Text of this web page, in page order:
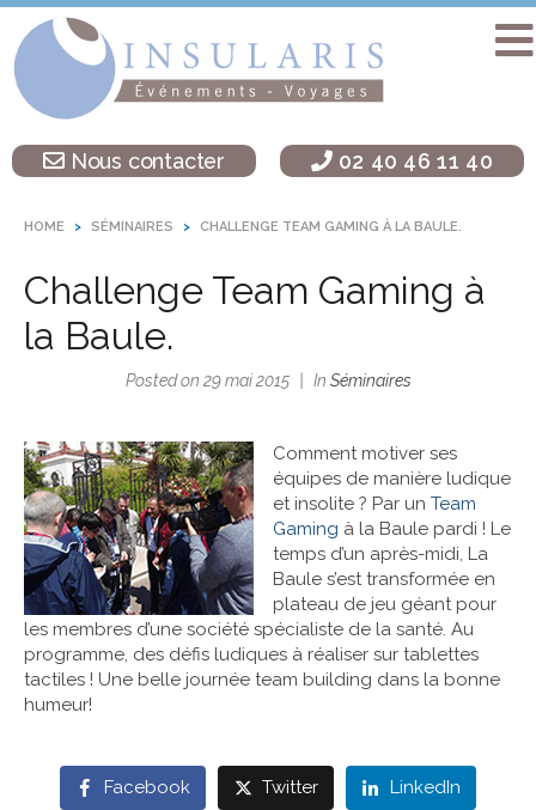
Accueil
Séminaire
sur une île
Activités
Soirées
Autres
L’agence
Insularis
Actualités
Références
Contact
Nous contacter 02 40 46 11 40
HOME SÉMINAIRES CHALLENGE TEAM GAMING À LA BAULE.
Challenge Team Gaming à
la Baule.
Posted on 29 mai 2015 In Séminaires
Comment motiver ses
équipes de manière ludique
et insolite ? Par un Team
Gaming à la Baule pardi ! Le
temps d’un après-midi, La
Baule s’est transformée en
plateau de jeu géant pour
les membres d’une société spécialiste de la santé. Au
programme, des défis ludiques à réaliser sur tablettes
tactiles ! Une belle journée team building dans la bonne
humeur!
Facebook Twitter LinkedIn